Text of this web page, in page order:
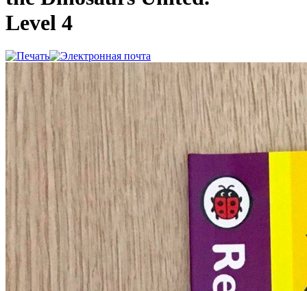
Level 4